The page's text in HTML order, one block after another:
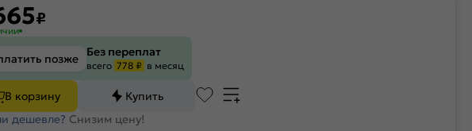
₽
позже Без переплат
всего 778 ₽ в месяц
В корзину
Купить
дешевле? Снизим цену!